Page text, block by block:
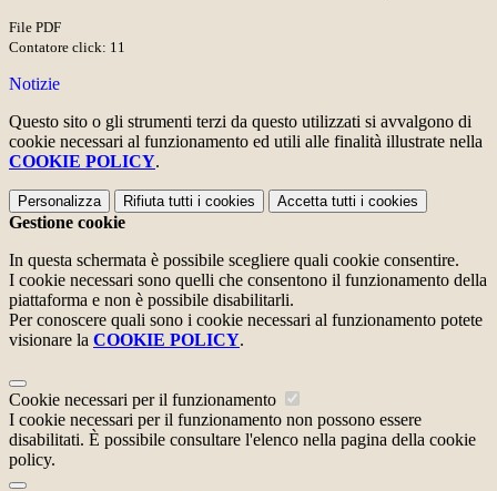
File PDF
Contatore click: 11
Notizie
Questo sito o gli strumenti terzi da questo utilizzati si avvalgono di
cookie necessari al funzionamento ed utili alle finalità illustrate nella
COOKIE POLICY.
Personalizza Rifiuta tutti i cookies Accetta tutti i cookies
Gestione cookie
In questa schermata è possibile scegliere quali cookie consentire.
I cookie necessari sono quelli che consentono il funzionamento della
piattaforma e non è possibile disabilitarli.
Per conoscere quali sono i cookie necessari al funzionamento potete
visionare la COOKIE POLICY.
Cookie necessari per il funzionamento
I cookie necessari per il funzionamento non possono essere
disabilitati. È possibile consultare l'elenco nella pagina della cookie
policy.